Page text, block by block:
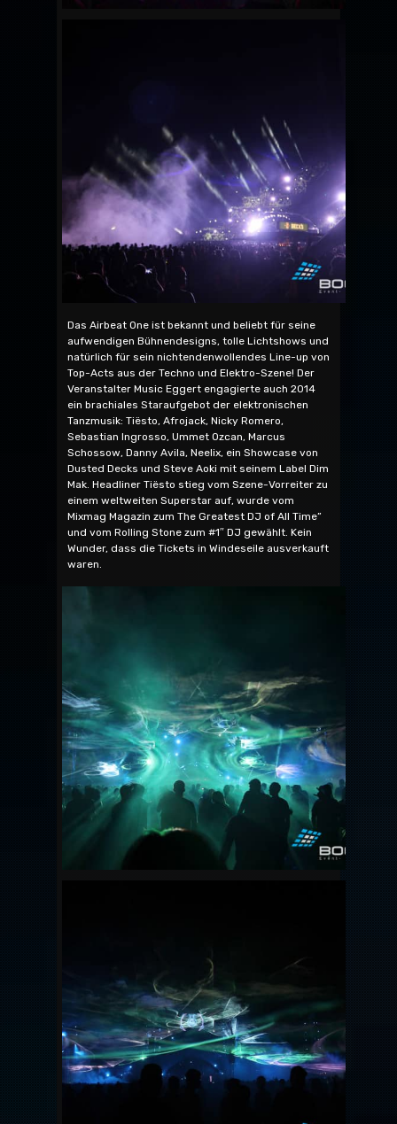
Das Airbeat One ist bekannt und beliebt für seine
aufwendigen Bühnendesigns, tolle Lichtshows und
natürlich für sein nichtendenwollendes Line-up von
Top-Acts aus der Techno und Elektro-Szene! Der
Veranstalter Music Eggert engagierte auch 2014
ein brachiales Staraufgebot der elektronischen
Tanzmusik: Tiësto, Afrojack, Nicky Romero,
Sebastian Ingrosso, Ummet Ozcan, Marcus
Schossow, Danny Avila, Neelix, ein Showcase von
Dusted Decks und Steve Aoki mit seinem Label Dim
Mak. Headliner Tiësto stieg vom Szene-Vorreiter zu
einem weltweiten Superstar auf, wurde vom
Mixmag Magazin zum The Greatest DJ of All Time”
und vom Rolling Stone zum #1″ DJ gewählt. Kein
Wunder, dass die Tickets in Windeseile ausverkauft
waren.